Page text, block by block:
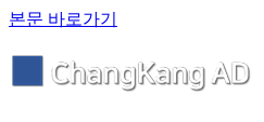
본문 바로가기